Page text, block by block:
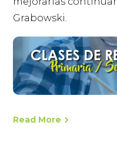
Grabowski.
Read More